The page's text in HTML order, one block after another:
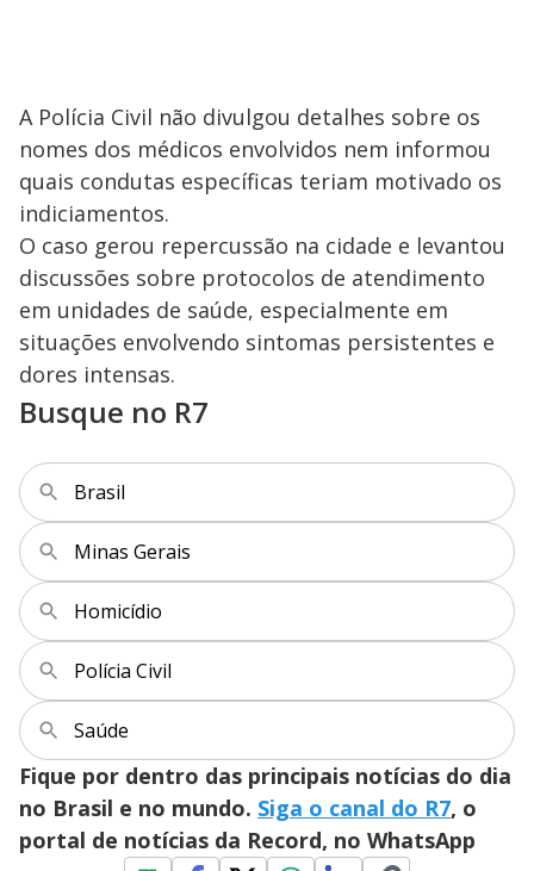
A Polícia Civil não divulgou detalhes sobre os
nomes dos médicos envolvidos nem informou
quais condutas específicas teriam motivado os
indiciamentos.
O caso gerou repercussão na cidade e levantou
discussões sobre protocolos de atendimento
em unidades de saúde, especialmente em
situações envolvendo sintomas persistentes e
dores intensas.
Busque no R7
Brasil
Minas Gerais
Homicídio
Polícia Civil
Saúde
Fique por dentro das principais notícias do dia
no Brasil e no mundo. Siga o canal do R7, o
portal de notícias da Record, no WhatsApp